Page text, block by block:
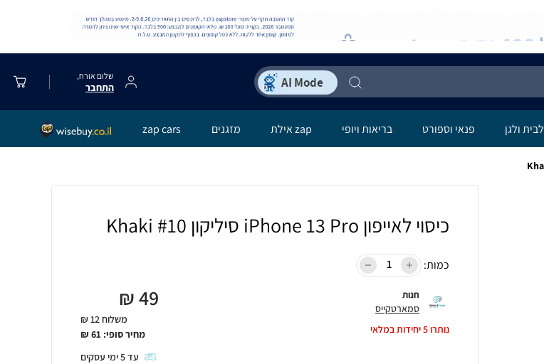
שלום אורח,
התחבר
לבית ולגן פנאי וספורט בריאות ויופי zap אילת מזגנים zap cars
כיסוי לאייפון iPhone 13 Pro סיליקון Khaki #10
כמות:
חנות
סמארטקייס
נותרו5יחידות במלאי
49
₪
משלוח 12 ₪
מחיר סופי: 61
₪
עד5ימי עסקים